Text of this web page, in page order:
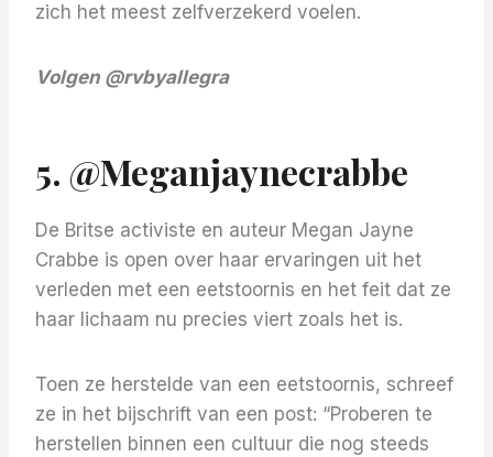
zich het meest zelfverzekerd voelen.
Volgen @rvbyallegra
5. @meganjaynecrabbe
De Britse activiste en auteur Megan Jayne
Crabbe is open over haar ervaringen uit het
verleden met een eetstoornis en het feit dat ze
haar lichaam nu precies viert zoals het is.
Toen ze herstelde van een eetstoornis, schreef
ze in het bijschrift van een post: “Proberen te
herstellen binnen een cultuur die nog steeds